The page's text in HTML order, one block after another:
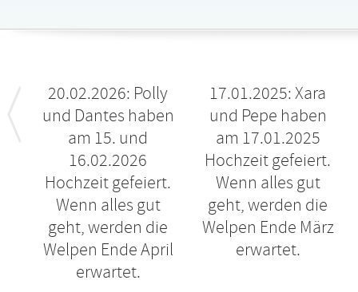
20.02.2026: Polly
und Dantes haben
am 15. und
16.02.2026
Hochzeit gefeiert.
Wenn alles gut
geht, werden die
Welpen Ende April
erwartet.
17.01.2025: Xara
und Pepe haben
am 17.01.2025
Hochzeit gefeiert.
Wenn alles gut
geht, werden die
Welpen Ende März
erwartet.